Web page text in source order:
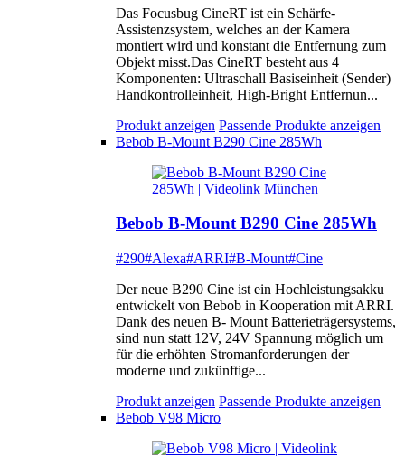
Das Focusbug CineRT ist ein Schärfe-
Assistenzsystem, welches an der Kamera
montiert wird und konstant die Entfernung zum
Objekt misst.Das CineRT besteht aus 4
Komponenten: Ultraschall Basiseinheit (Sender)
Handkontrolleinheit, High-Bright Entfernun...
Produkt anzeigen Passende Produkte anzeigen
Bebob B-Mount B290 Cine 285Wh
Bebob B-Mount B290 Cine 285Wh
#290#Alexa#ARRI#B-Mount#Cine
Der neue B290 Cine ist ein Hochleistungsakku
entwickelt von Bebob in Kooperation mit ARRI.
Dank des neuen B- Mount Batterieträgersystems,
sind nun statt 12V, 24V Spannung möglich um
für die erhöhten Stromanforderungen der
moderne und zukünftige...
Produkt anzeigen Passende Produkte anzeigen
Bebob V98 Micro